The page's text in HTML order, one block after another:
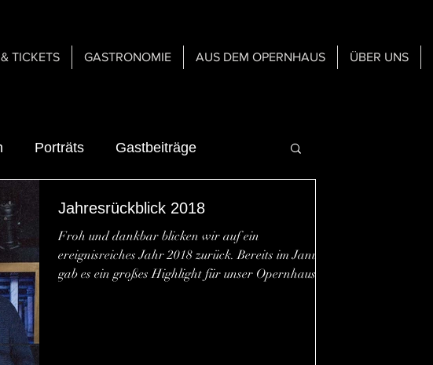
TICKETS GASTRONOMIE AUS DEM OPERNHAUS ÜBER UNS
Porträts Gastbeiträge
Über uns Gastspiele
Gastronomie
Jahresrückblick 2018
Froh und dankbar blicken wir auf ein
ereignisreiches Jahr 2018 zurück. Bereits im Januar
gab es ein großes Highlight für unser Opernhaus,...